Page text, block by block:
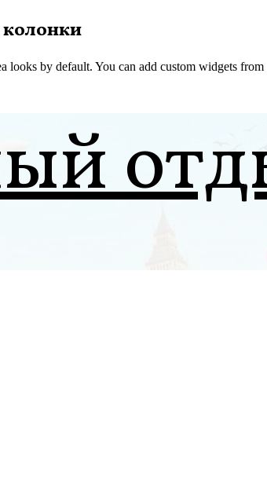
looks by default. You can add custom widgets from